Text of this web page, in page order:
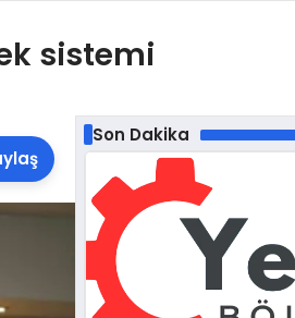
sistemi
Son Dakika